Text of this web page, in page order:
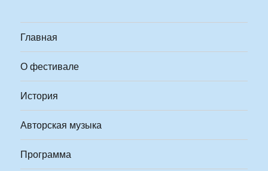
Главная
О фестивале
История
Авторская музыка
Программа